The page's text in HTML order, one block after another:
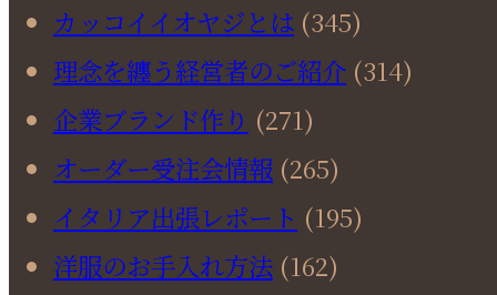
カッコイイオヤジとは (345)
理念を纏う経営者のご紹介 (314)
企業ブランド作り (271)
オーダー受注会情報 (265)
イタリア出張レポート (195)
洋服のお手入れ方法 (162)